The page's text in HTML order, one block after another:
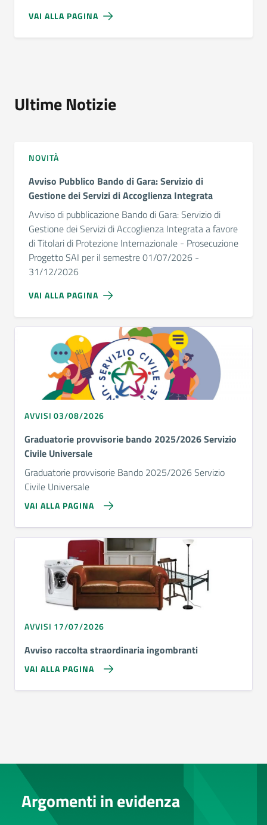
VAI ALLA PAGINA
Ultime Notizie
NOVITÀ
Avviso Pubblico Bando di Gara: Servizio di
Gestione dei Servizi di Accoglienza Integrata
Avviso di pubblicazione Bando di Gara: Servizio di
Gestione dei Servizi di Accoglienza Integrata a favore
di Titolari di Protezione Internazionale - Prosecuzione
Progetto SAI per il semestre 01/07/2026 -
31/12/2026
VAI ALLA PAGINA
AVVISI 03/08/2026
Graduatorie provvisorie bando 2025/2026 Servizio
Civile Universale
Graduatorie provvisorie Bando 2025/2026 Servizio
Civile Universale
VAI ALLA PAGINA
AVVISI 17/07/2026
Avviso raccolta straordinaria ingombranti
VAI ALLA PAGINA
Argomenti in evidenza